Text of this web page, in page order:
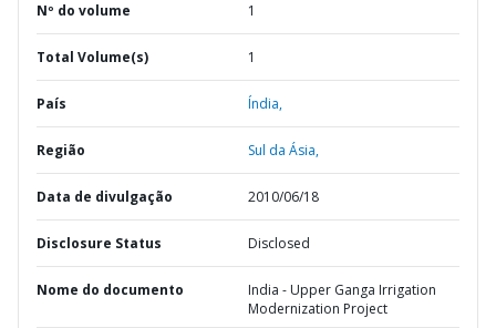
Nº do volume 1
Total Volume(s) 1
País Índia,
Região Sul da Ásia,
Data de divulgação 2010/06/18
Disclosure Status Disclosed
Nome do documento
India - Upper Ganga Irrigation
Modernization Project